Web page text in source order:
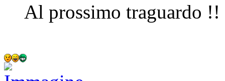
Al prossimo traguardo